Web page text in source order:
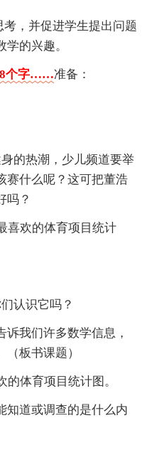
，并促进学生提出问题
的兴趣。
个字……准备：
的热潮，少儿频道要举
赛什么呢？这可把董浩
吗？
喜欢的体育项目统计
认识它吗？
我们许多数学信息，
板书课题）
体育项目统计图。
道或调查的是什么内